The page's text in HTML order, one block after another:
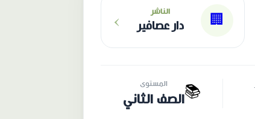
🏢
الناشر
دار عصافير ›
📚 المستوى
الصف الثاني